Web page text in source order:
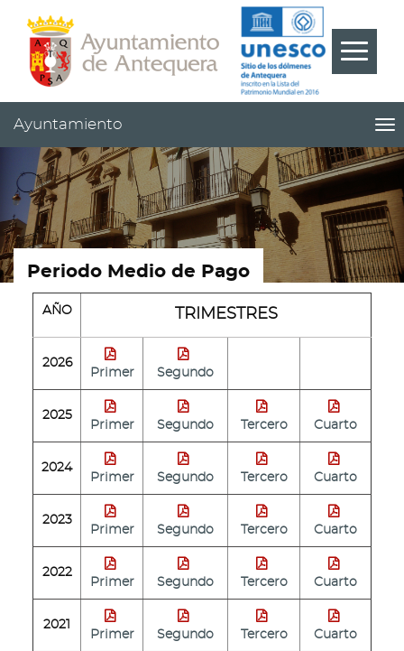
Cabecera
Pie
Menú
???
|
Ayuntamiento
Periodo Medio de Pago
AÑO TRIMESTRES
2026
Primer Segundo
2025
Primer Segundo Tercero Cuarto
2024
Primer Segundo Tercero Cuarto
2023
Primer Segundo Tercero Cuarto
2022
Primer Segundo Tercero Cuarto
2021
Primer Segundo Tercero Cuarto